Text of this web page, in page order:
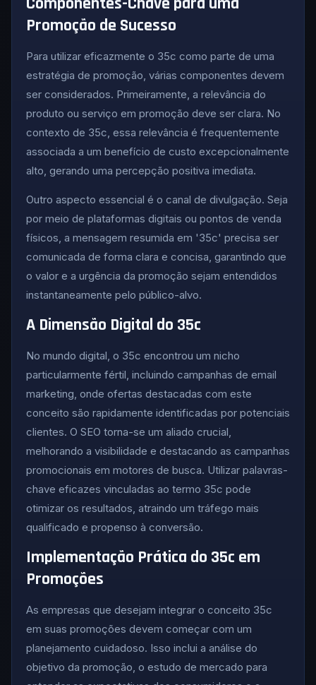
Promoção de Sucesso
Para utilizar eficazmente o 35c como parte de uma
estratégia de promoção, várias componentes devem
ser considerados. Primeiramente, a relevância do
produto ou serviço em promoção deve ser clara. No
contexto de 35c, essa relevância é frequentemente
associada a um benefício de custo excepcionalmente
alto, gerando uma percepção positiva imediata.
Outro aspecto essencial é o canal de divulgação. Seja
por meio de plataformas digitais ou pontos de venda
físicos, a mensagem resumida em '35c' precisa ser
comunicada de forma clara e concisa, garantindo que
o valor e a urgência da promoção sejam entendidos
instantaneamente pelo público-alvo.
A Dimensão Digital do 35c
No mundo digital, o 35c encontrou um nicho
particularmente fértil, incluindo campanhas de email
marketing, onde ofertas destacadas com este
conceito são rapidamente identificadas por potenciais
clientes. O SEO torna-se um aliado crucial,
melhorando a visibilidade e destacando as campanhas
promocionais em motores de busca. Utilizar palavras-
chave eficazes vinculadas ao termo 35c pode
otimizar os resultados, atraindo um tráfego mais
qualificado e propenso à conversão.
Implementação Prática do 35c em
Promoções
As empresas que desejam integrar o conceito 35c
em suas promoções devem começar com um
planejamento cuidadoso. Isso inclui a análise do
objetivo da promoção, o estudo de mercado para